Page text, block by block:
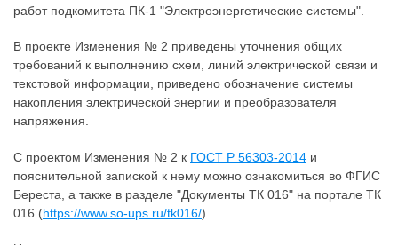
работ подкомитета ПК-1 "Электроэнергетические системы".
В проекте Изменения № 2 приведены уточнения общих
требований к выполнению схем, линий электрической связи и
текстовой информации, приведено обозначение системы
накопления электрической энергии и преобразователя
напряжения.
С проектом Изменения № 2 к ГОСТ Р 56303-2014 и
пояснительной запиской к нему можно ознакомиться во ФГИС
Береста, а также в разделе "Документы ТК 016" на портале ТК
016 (https://www.so-ups.ru/tk016/).